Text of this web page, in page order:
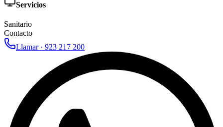
Servicios
Sanitario
Contacto
Llamar · 923 217 200